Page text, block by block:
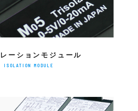
ーションモジュール
ISOLATION MODULE